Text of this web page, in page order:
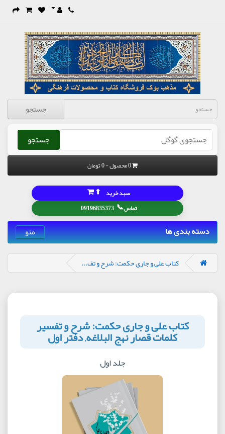
جستجو
جستجو
0 محصول - 0 تومان
تماس📞
09196835373
سبد خرید ⬆
دسته بندی ها منو
کتاب علی و جاری حکمت: شرح و تف...
کتاب علی و جاری حکمت: شرح و تفسیر
کلمات قصار نهج البلاغه, دفتر اول
جلد اول